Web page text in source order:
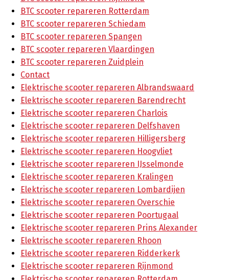
BTC scooter repareren Rotterdam
BTC scooter repareren Schiedam
BTC scooter repareren Spangen
BTC scooter repareren Vlaardingen
BTC scooter repareren Zuidplein
Contact
Elektrische scooter repareren Albrandswaard
Elektrische scooter repareren Barendrecht
Elektrische scooter repareren Charlois
Elektrische scooter repareren Delfshaven
Elektrische scooter repareren Hilligersberg
Elektrische scooter repareren Hoogvliet
Elektrische scooter repareren IJsselmonde
Elektrische scooter repareren Kralingen
Elektrische scooter repareren Lombardijen
Elektrische scooter repareren Overschie
Elektrische scooter repareren Poortugaal
Elektrische scooter repareren Prins Alexander
Elektrische scooter repareren Rhoon
Elektrische scooter repareren Ridderkerk
Elektrische scooter repareren Rijnmond